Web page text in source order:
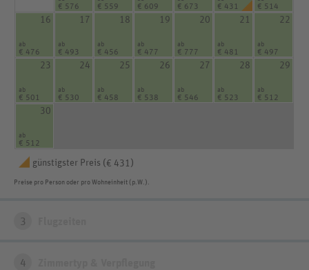
€ 576 € 559 € 609 € 673 € 431 € 514
16
ab
€ 476
17
ab
€ 493
18
ab
€ 456
19
ab
€ 477
20
ab
€ 777
21
ab
€ 481
22
ab
€ 497
23
ab
€ 501
24
ab
€ 530
25
ab
€ 458
26
ab
€ 538
27
ab
€ 546
28
ab
€ 523
29
ab
€ 512
30
ab
€ 512
günstigster Preis (€ 431 )
Preise pro Person oder pro Wohneinheit (p.W.).
3
4